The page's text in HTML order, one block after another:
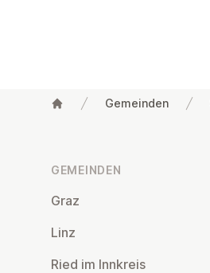
Gemeinden
GEMEINDEN
Graz
Linz
Ried im Innkreis